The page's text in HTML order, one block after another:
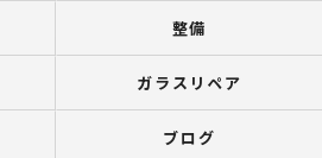
整備
ガラスリペア
ブログ